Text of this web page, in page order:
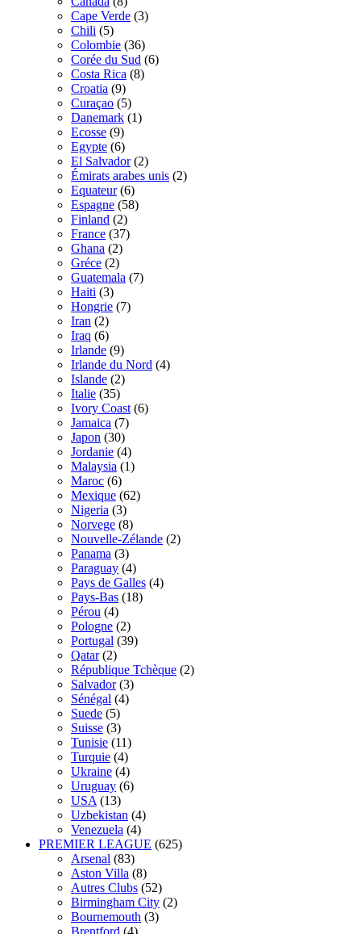
Cape Verde (3)
Chili (5)
Colombie (36)
Corée du Sud (6)
Costa Rica (8)
Croatia (9)
Curaçao (5)
Danemark (1)
Ecosse (9)
Egypte (6)
El Salvador (2)
Émirats arabes unis (2)
Equateur (6)
Espagne (58)
Finland (2)
France (37)
Ghana (2)
Gréce (2)
Guatemala (7)
Haiti (3)
Hongrie (7)
Iran (2)
Iraq (6)
Irlande (9)
Irlande du Nord (4)
Islande (2)
Italie (35)
Ivory Coast (6)
Jamaica (7)
Japon (30)
Jordanie (4)
Malaysia (1)
Maroc (6)
Mexique (62)
Nigeria (3)
Norvege (8)
Nouvelle-Zélande (2)
Panama (3)
Paraguay (4)
Pays de Galles (4)
Pays-Bas (18)
Pérou (4)
Pologne (2)
Portugal (39)
Qatar (2)
République Tchèque (2)
Salvador (3)
Sénégal (4)
Suede (5)
Suisse (3)
Tunisie (11)
Turquie (4)
Ukraine (4)
Uruguay (6)
USA (13)
Uzbekistan (4)
Venezuela (4)
PREMIER LEAGUE (625)
Arsenal (83)
Aston Villa (8)
Autres Clubs (52)
Birmingham City (2)
Bournemouth (3)
Brentford (4)